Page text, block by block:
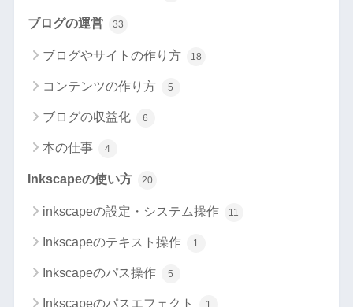
ブログの運営 33
ブログやサイトの作り方 18
コンテンツの作り方 5
ブログの収益化 6
本の仕事 4
Inkscapeの使い方 20
inkscapeの設定・システム操作 11
Inkscapeのテキスト操作 1
Inkscapeのパス操作 5
Inkscapeのパスエフェクト 1